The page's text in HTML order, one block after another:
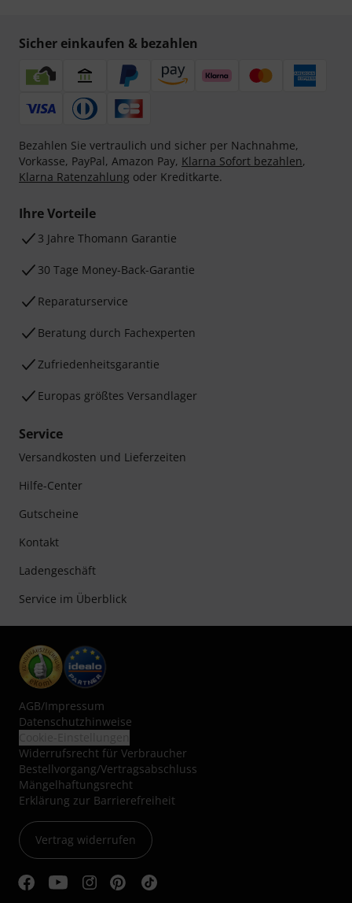
Sicher einkaufen & bezahlen
Bezahlen Sie vertraulich und sicher per Nachnahme,
Vorkasse, PayPal, Amazon Pay, Klarna Sofort bezahlen,
Klarna Ratenzahlung oder Kreditkarte.
Ihre Vorteile
3 Jahre Thomann Garantie
30 Tage Money-Back-Garantie
Reparaturservice
Beratung durch Fachexperten
Zufriedenheitsgarantie
Europas größtes Versandlager
Service
Versandkosten und Lieferzeiten
Hilfe-Center
Gutscheine
Kontakt
Ladengeschäft
Service im Überblick
AGB/Impressum
Datenschutzhinweise
Widerrufsrecht für Verbraucher
Bestellvorgang/Vertragsabschluss
Mängelhaftungsrecht
Erklärung zur Barrierefreiheit
Vertrag widerrufen